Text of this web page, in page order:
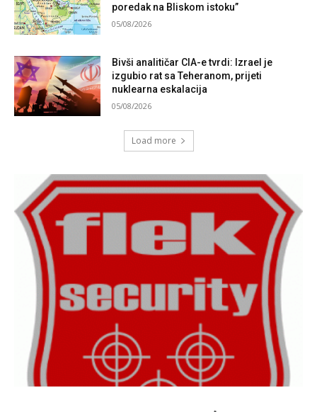
poredak na Bliskom istoku”
05/08/2026
Bivši analitičar CIA-e tvrdi: Izrael je
izgubio rat sa Teheranom, prijeti
nuklearna eskalacija
05/08/2026
Load more